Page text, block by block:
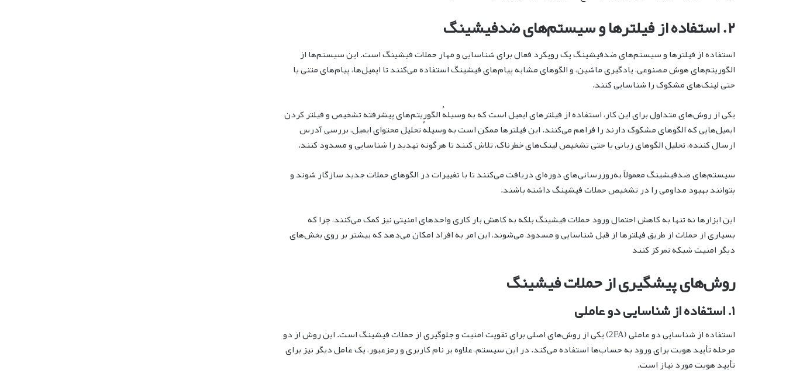
۲. استفاده از فیلترها و سیستم‌های ضدفیشینگ
استفاده از فیلترها و سیستم‌های ضدفیشینگ یک رویکرد فعال برای شناسایی و مهار حملات فیشینگ است. این سیستم‌ها از
الگوریتم‌های هوش مصنوعی، یادگیری ماشین، و الگوهای مشابه پیام‌های فیشینگ استفاده می‌کنند تا ایمیل‌ها، پیام‌های متنی یا
حتی لینک‌های مشکوک را شناسایی کنند.
یکی از روش‌های متداول برای این کار، استفاده از فیلترهای ایمیل است که به وسیلهٔ الگوریتم‌های پیشرفته تشخیص و فیلتر کردن
ایمیل‌هایی که الگوهای مشکوک دارند را فراهم می‌کنند. این فیلترها ممکن است به وسیلهٔ تحلیل محتوای ایمیل، بررسی آدرس
ارسال کننده، تحلیل الگوهای زبانی یا حتی تشخیص لینک‌های خطرناک، تلاش کنند تا هرگونه تهدید را شناسایی و مسدود کنند.
سیستم‌های ضدفیشینگ معمولاً به‌روزرسانی‌های دوره‌ای دریافت می‌کنند تا با تغییرات در الگوهای حملات جدید سازگار شوند و
بتوانند بهبود مداومی را در تشخیص حملات فیشینگ داشته باشند.
این ابزارها نه تنها به کاهش احتمال ورود حملات فیشینگ بلکه به کاهش بار کاری واحدهای امنیتی نیز کمک می‌کنند، چرا که
بسیاری از حملات از طریق فیلترها از قبل شناسایی و مسدود می‌شوند، این امر به افراد امکان می‌دهد که بیشتر بر روی بخش‌های
دیگر امنیت شبکه تمرکز کنند
روش‌های پیشگیری از حملات فیشینگ
۱. استفاده از شناسایی دو عاملی
استفاده از شناسایی دو عاملی (2FA) یکی از روش‌های اصلی برای تقویت امنیت و جلوگیری از حملات فیشینگ است. این روش از دو
مرحله تأیید هویت برای ورود به حساب‌ها استفاده می‌کند. در این سیستم، علاوه بر نام کاربری و رمزعبور، یک عامل دیگر نیز برای
تأیید هویت مورد نیاز است.